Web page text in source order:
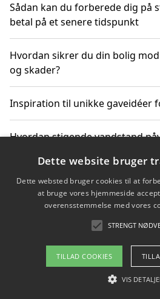
Sådan kan du forberede dig på
betal på et senere tidspunkt
Hvordan sikrer du din bolig
og skader?
Inspiration til unikke gaveidéer
Hvordan stigende vandstand
Sådan vælger du de bedste
vandreture i Danmark
Copyright 2026 -
Om / kontakt
Dette website bruger
Dette websted bruger cookies til at
at bruge vores hjemmeside
overensstemmelse med vores
STRENGT
TILLAD COOKIES
VIS